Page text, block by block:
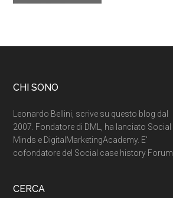
CHI SONO
Leonardo Bellini, scrive su questo blog dal
2007. Fondatore di DML, ha lanciato Social
Minds e DigitalMarketingAcademy. E'
cofondatore del Social case history Forum.
CERCA